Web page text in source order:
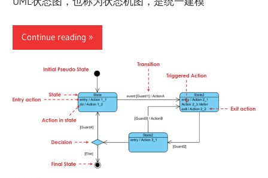
Continue reading